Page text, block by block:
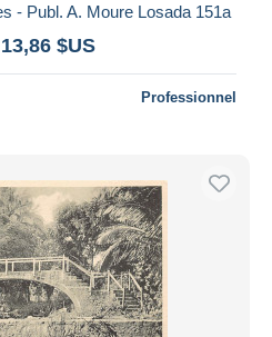
- Publ. A. Moure Losada 151a
$US
Professionnel